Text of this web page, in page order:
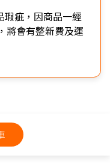
瑕疵，因商品一經
將會有整新費及運